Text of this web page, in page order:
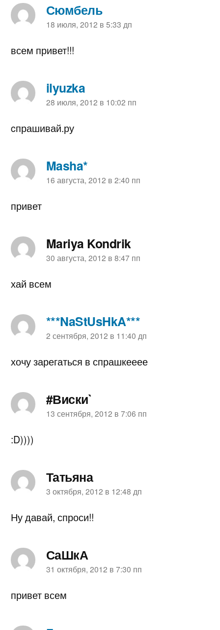
Сюмбель
пишет:
18 июля, 2012 в 5:33 дп
всем привет!!!
ilyuzka
пишет:
28 июля, 2012 в 10:02 пп
cпрашивай.ру
Masha*
пишет:
16 августа, 2012 в 2:40 пп
привет
Mariya Kondrik
пишет:
30 августа, 2012 в 8:47 пп
хай всем
***NaStUsHkA***
пишет:
2 сентября, 2012 в 11:40 дп
хочу зарегаться в спрашкееее
#Виски`
пишет:
13 сентября, 2012 в 7:06 пп
:D))))
Татьяна
пишет:
3 октября, 2012 в 12:48 дп
Ну давай, спроси!!
СаШкА
пишет:
31 октября, 2012 в 7:30 пп
привет всем